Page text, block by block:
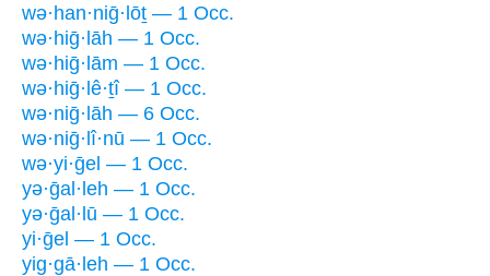
wə·han·niḡ·lōṯ — 1 Occ.
wə·hiḡ·lāh — 1 Occ.
wə·hiḡ·lām — 1 Occ.
wə·hiḡ·lê·ṯî — 1 Occ.
wə·niḡ·lāh — 6 Occ.
wə·niḡ·lî·nū — 1 Occ.
wə·yi·ḡel — 1 Occ.
yə·ḡal·leh — 1 Occ.
yə·ḡal·lū — 1 Occ.
yi·ḡel — 1 Occ.
yig·gā·leh — 1 Occ.